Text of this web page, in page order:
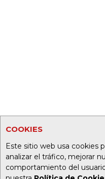
COOKIES
Este sitio web usa cookies
analizar el tráfico, mejorar
comportamiento del